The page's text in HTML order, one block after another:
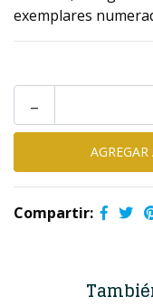
exemplares
-
Compartir: